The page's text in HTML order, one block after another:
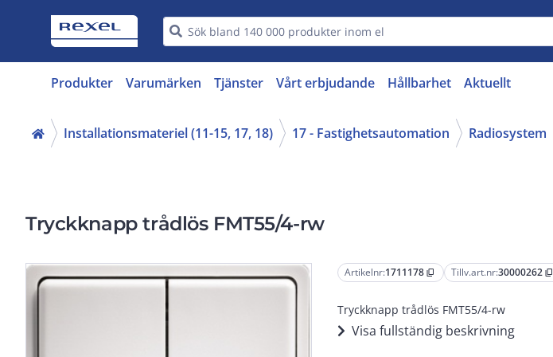
Produkter Varumärken Tjänster Vårt erbjudande Hållbarhet Aktuellt
Installationsmateriel (11-15, 17, 18) 17 - Fastighetsautomation Radiosystem
Tryckknapp trådlös FMT55/4-rw
Artikelnr:1711178 content_copy Tillv.art.nr:30000262 content_copy
Tryckknapp trådlös FMT55/4-rw
Visa fullständig beskrivning